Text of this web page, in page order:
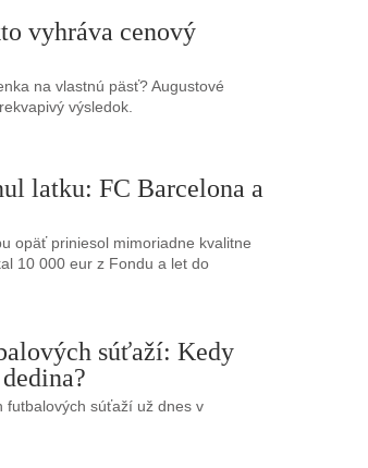
vyhráva cenový
na vlastnú päsť? Augustové
výsledok.
latku: FC Barcelona a
opäť priniesol mimoriadne kvalitne
10 000 eur z Fondu a let do
súťaží: Kedy
futbalových súťaží už dnes v